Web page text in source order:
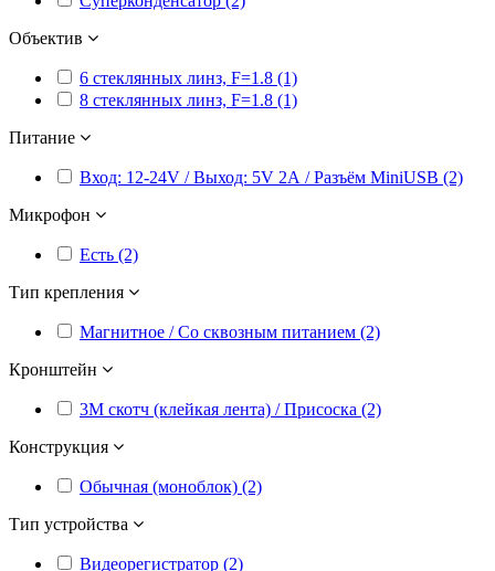
Объектив
6 стеклянных линз, F=1.8 (1)
8 стеклянных линз, F=1.8 (1)
Питание
Вход: 12-24V / Выход: 5V 2А / Разъём MiniUSB (2)
Микрофон
Есть (2)
Тип крепления
Магнитное / Со сквозным питанием (2)
Кронштейн
3M скотч (клейкая лента) / Присоска (2)
Конструкция
Обычная (моноблок) (2)
Тип устройства
Видеорегистратор (2)